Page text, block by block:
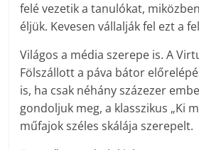
felé vezetik a tanulókat,
éljük. Kevesen vállalják fel ezt a
Világos a média szerepe is. A
Fölszállott a páva bátor
is, ha csak néhány százezer
gondoljuk meg, a klasszikus „Ki
műfajok széles skálája szerepelt.